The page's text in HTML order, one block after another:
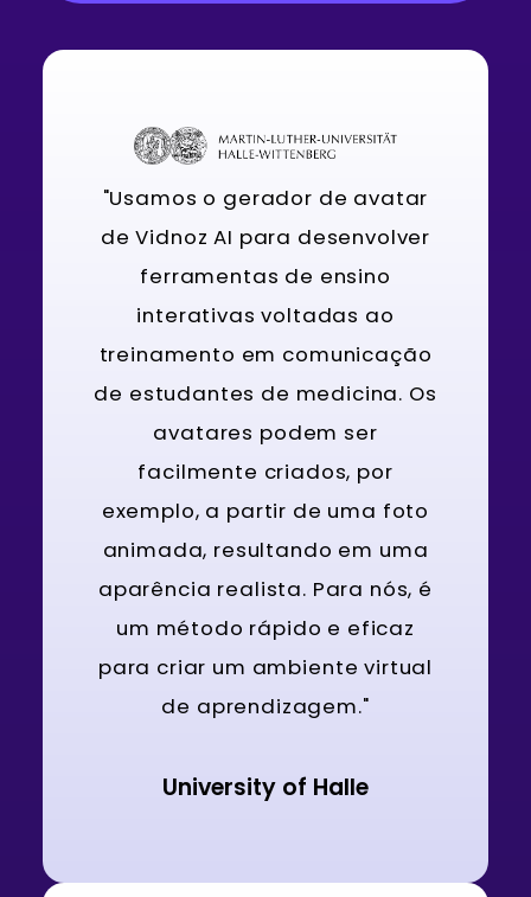
"Usamos o gerador de avatar
de Vidnoz AI para desenvolver
ferramentas de ensino
interativas voltadas ao
treinamento em comunicação
de estudantes de medicina. Os
avatares podem ser
facilmente criados, por
exemplo, a partir de uma foto
animada, resultando em uma
aparência realista. Para nós, é
um método rápido e eficaz
para criar um ambiente virtual
de aprendizagem."
University of Halle